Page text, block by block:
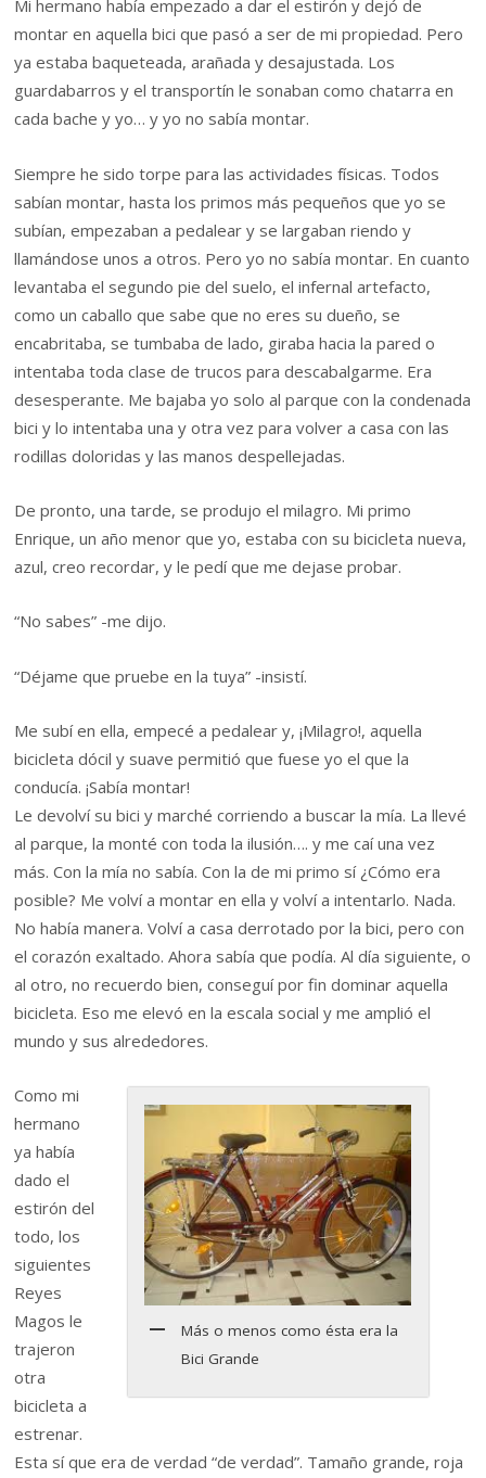
Mi hermano había empezado a dar el estirón y dejó de
montar en aquella bici que pasó a ser de mi propiedad. Pero
ya estaba baqueteada, arañada y desajustada. Los
guardabarros y el transportín le sonaban como chatarra en
cada bache y yo… y yo no sabía montar.
Siempre he sido torpe para las actividades físicas. Todos
sabían montar, hasta los primos más pequeños que yo se
subían, empezaban a pedalear y se largaban riendo y
llamándose unos a otros. Pero yo no sabía montar. En cuanto
levantaba el segundo pie del suelo, el infernal artefacto,
como un caballo que sabe que no eres su dueño, se
encabritaba, se tumbaba de lado, giraba hacia la pared o
intentaba toda clase de trucos para descabalgarme. Era
desesperante. Me bajaba yo solo al parque con la condenada
bici y lo intentaba una y otra vez para volver a casa con las
rodillas doloridas y las manos despellejadas.
De pronto, una tarde, se produjo el milagro. Mi primo
Enrique, un año menor que yo, estaba con su bicicleta nueva,
azul, creo recordar, y le pedí que me dejase probar.
“No sabes” -me dijo.
“Déjame que pruebe en la tuya” -insistí.
Me subí en ella, empecé a pedalear y, ¡Milagro!, aquella
bicicleta dócil y suave permitió que fuese yo el que la
conducía. ¡Sabía montar!
Le devolví su bici y marché corriendo a buscar la mía. La llevé
al parque, la monté con toda la ilusión…. y me caí una vez
más. Con la mía no sabía. Con la de mi primo sí ¿Cómo era
posible? Me volví a montar en ella y volví a intentarlo. Nada.
No había manera. Volví a casa derrotado por la bici, pero con
el corazón exaltado. Ahora sabía que podía. Al día siguiente, o
al otro, no recuerdo bien, conseguí por fin dominar aquella
bicicleta. Eso me elevó en la escala social y me amplió el
mundo y sus alrededores.
Más o menos como ésta era la
Bici Grande
Como mi
hermano
ya había
dado el
estirón del
todo, los
siguientes
Reyes
Magos le
trajeron
otra
bicicleta a
estrenar.
Esta sí que era de verdad “de verdad”. Tamaño grande, roja